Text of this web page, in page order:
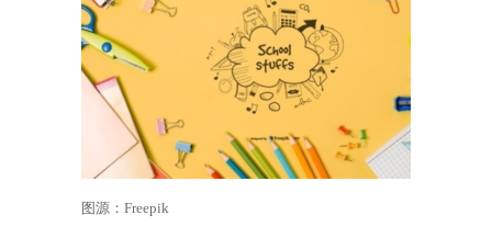
图源：Freepik